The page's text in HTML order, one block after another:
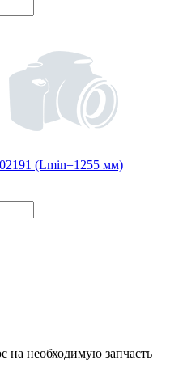
(Lmin=1255 мм)
на необходимую запчасть